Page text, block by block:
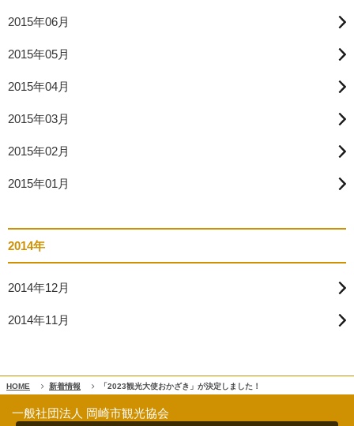
2015年06月
2015年05月
2015年04月
2015年03月
2015年02月
2015年01月
2014年
2014年12月
2014年11月
HOME 新着情報 「2023観光大使おかざき」が決定しました！
一般社団法人 岡崎市観光協会